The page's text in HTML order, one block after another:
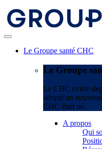
Le Groupe santé CHC
Le Groupe
Le CHC existe
adopté un
CHC était né.
A propos
Qui